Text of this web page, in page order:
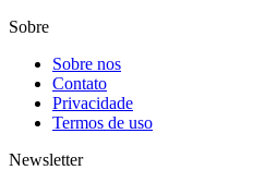
Sobre
Sobre nos
Contato
Privacidade
Termos de uso
Newsletter